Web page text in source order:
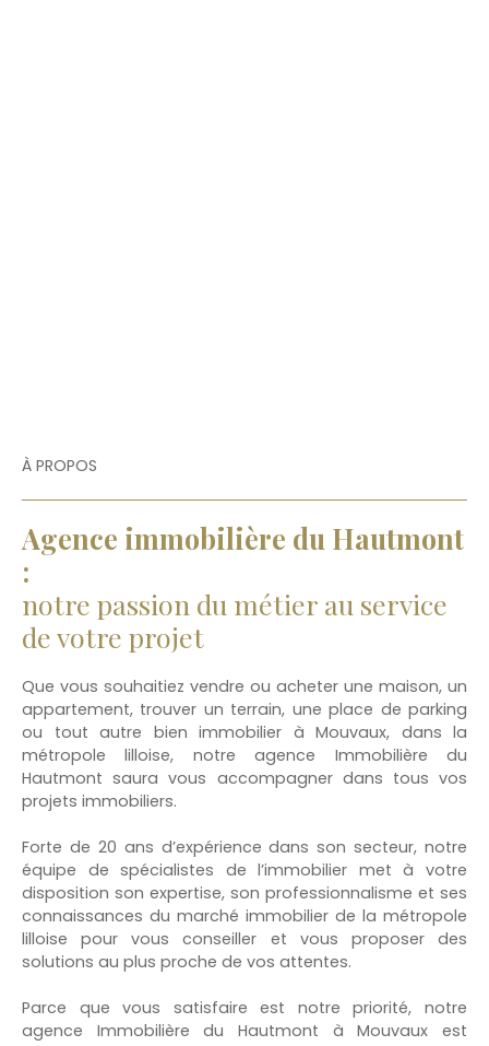
À PROPOS
Agence immobilière du Hautmont
:
notre passion du métier au service
de votre projet
Que vous souhaitiez vendre ou acheter une maison, un
appartement, trouver un terrain, une place de parking
ou tout autre bien immobilier à Mouvaux, dans la
métropole lilloise, notre agence Immobilière du
Hautmont saura vous accompagner dans tous vos
projets immobiliers.
Forte de 20 ans d’expérience dans son secteur, notre
équipe de spécialistes de l’immobilier met à votre
disposition son expertise, son professionnalisme et ses
connaissances du marché immobilier de la métropole
lilloise pour vous conseiller et vous proposer des
solutions au plus proche de vos attentes.
Parce que vous satisfaire est notre priorité, notre
agence Immobilière du Hautmont à Mouvaux est